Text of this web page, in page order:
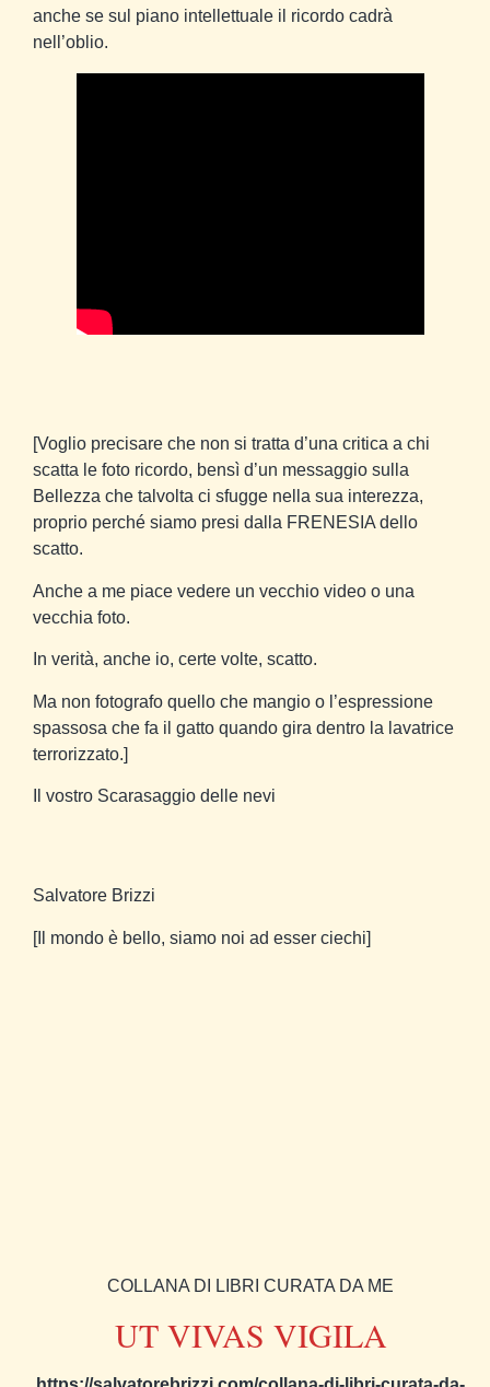
anche se sul piano intellettuale il ricordo cadrà
nell’oblio.
[Voglio precisare che non si tratta d’una critica a chi
scatta le foto ricordo, bensì d’un messaggio sulla
Bellezza che talvolta ci sfugge nella sua interezza,
proprio perché siamo presi dalla FRENESIA dello
scatto.
Anche a me piace vedere un vecchio video o una
vecchia foto.
In verità, anche io, certe volte, scatto.
Ma non fotografo quello che mangio o l’espressione
spassosa che fa il gatto quando gira dentro la lavatrice
terrorizzato.]
Il vostro Scarasaggio delle nevi
Salvatore Brizzi
[Il mondo è bello, siamo noi ad esser ciechi]
COLLANA DI LIBRI CURATA DA ME
UT VIVAS VIGILA